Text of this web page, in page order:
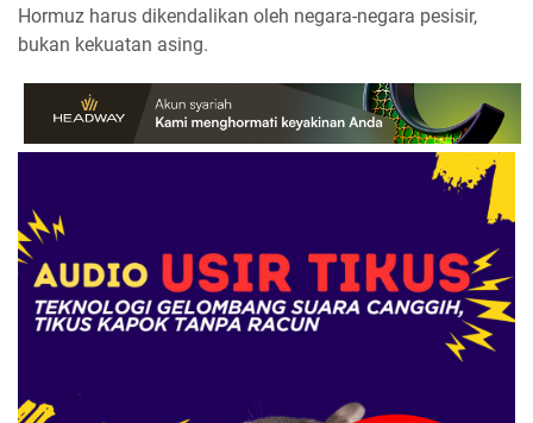
Hormuz harus dikendalikan oleh negara-negara pesisir,
bukan kekuatan asing.